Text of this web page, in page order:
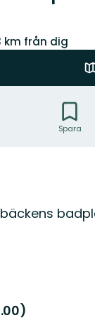
km från dig
Spara